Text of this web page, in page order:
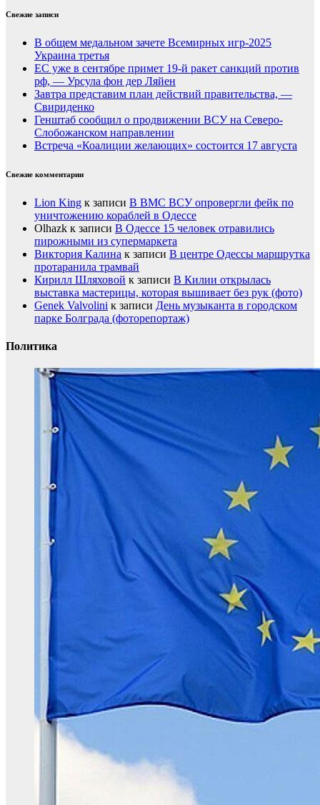
Свежие записи
В общем медальном зачете Всемирных игр-2025
Украина третья
ЕС уже в сентябре примет 19-й ракет санкций против
рф, — Урсула фон дер Ляйен
Завтра представим план действий правительства, —
Свириденко
Генштаб сообщил о продвижении ВСУ на Северо-
Слобожанском направлении
Встреча «Коалиции желающих» состоится 17 августа
Свежие комментарии
Lion King к записи В ВМС ВСУ опровергли фейк по
уничтожению кораблей в Одессе
Olhazk к записи В Одессе 15 человек отравились
пирожными из супермаркета
Виктория Калина к записи В центре Одессы маршрутка
протаранила трамвай
Кирилл Шляховой к записи В Килии открылась
выставка мастерицы, которая вышивает без рук (фото)
Genek Valvolini к записи День музыканта в городском
парке Болграда (фоторепортаж)
Политика